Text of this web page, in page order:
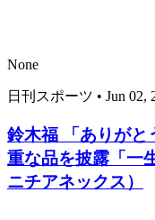
None
日刊スポーツ • Jun 02,
鈴木福 「ありがと
重な品を披露「一
ニチアネックス）